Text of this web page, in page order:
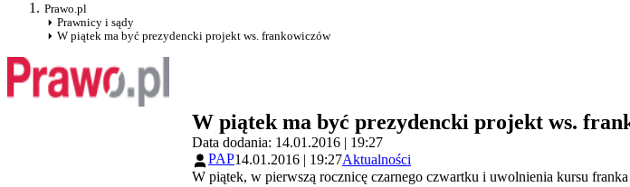
Prawo.pl
Prawnicy i sądy
W piątek ma być prezydencki projekt ws. frankowiczów
W piątek ma być prezydencki projekt ws.
Data dodania: 14.01.2016 | 19:27
PAP14.01.2016 | 19:27Aktualności
W piątek, w pierwszą rocznicę czarnego czwartku i uwolnienia kursu